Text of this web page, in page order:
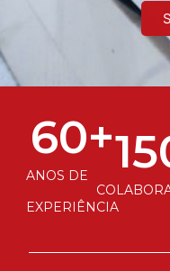
ANOS DE
EXPERIÊNCIA
60+